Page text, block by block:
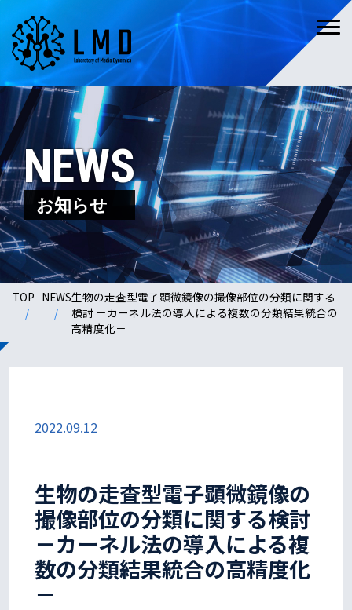
NEWS
お知らせ
TOP NEWS生物の走査型電子顕微鏡像の撮像部位の分類に関する
検討 －カーネル法の導入による複数の分類結果統合の
高精度化－
2022.09.12
生物の走査型電子顕微鏡像の
撮像部位の分類に関する検討
－カーネル法の導入による複
数の分類結果統合の高精度化
－